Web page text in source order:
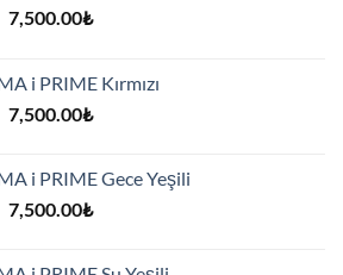
Orijinal
7,500.00₺Şu
7,500.00₺.
i PRIME Kırmızı
Orijinal
7,500.00₺Şu
7,500.00₺.
i PRIME Gece Yeşili
Orijinal
7,500.00₺Şu